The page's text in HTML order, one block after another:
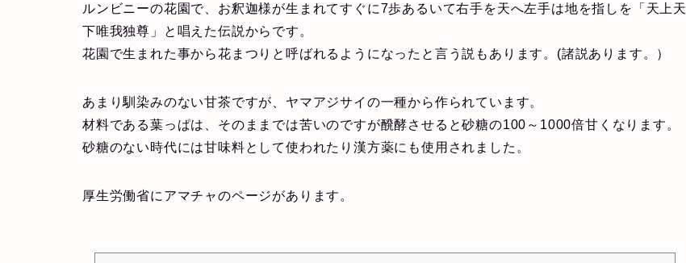
ルンビニーの花園で、お釈迦様が生まれてすぐに7歩あるいて右手を天へ左手は地を指しを「天上天
下唯我独尊」と唱えた伝説からです。
花園で生まれた事から花まつりと呼ばれるようになったと言う説もあります。(諸説あります。）
あまり馴染みのない甘茶ですが、ヤマアジサイの一種から作られています。
材料である葉っぱは、そのままでは苦いのですが醗酵させると砂糖の100～1000倍甘くなります。
砂糖のない時代には甘味料として使われたり漢方薬にも使用されました。
厚生労働省にアマチャのページがあります。